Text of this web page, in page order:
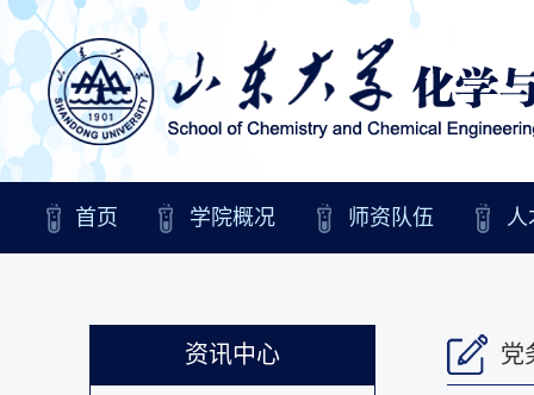
首页 学院概况 师资队伍 人
资讯中心 党